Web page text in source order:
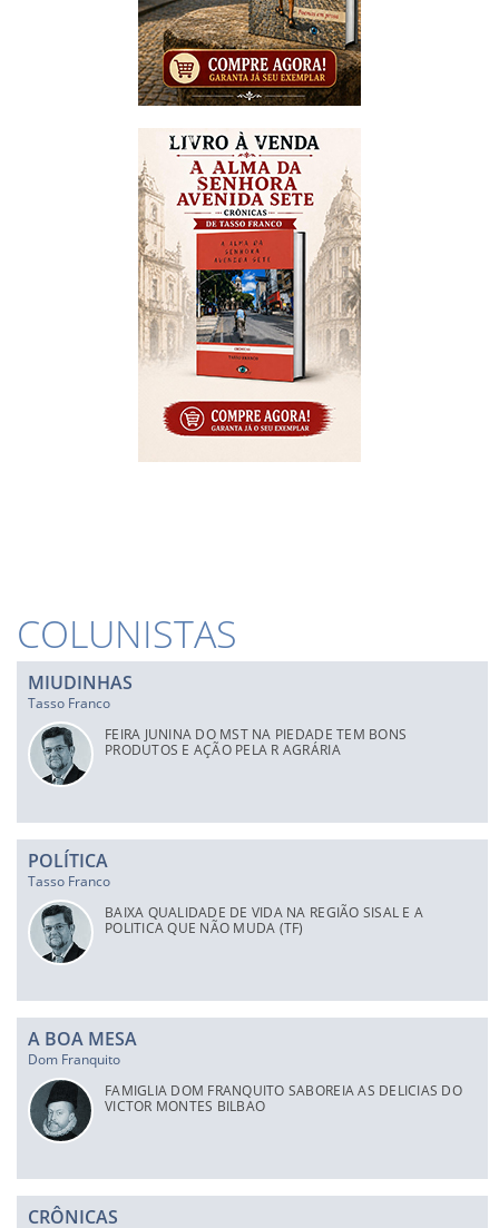
COLUNISTAS
MIUDINHAS
Tasso Franco
FEIRA JUNINA DO MST NA PIEDADE TEM BONS
PRODUTOS E AÇÃO PELA R AGRÁRIA
POLÍTICA
Tasso Franco
BAIXA QUALIDADE DE VIDA NA REGIÃO SISAL E A
POLITICA QUE NÃO MUDA (TF)
A BOA MESA
Dom Franquito
FAMIGLIA DOM FRANQUITO SABOREIA AS DELICIAS DO
VICTOR MONTES BILBAO
CRÔNICAS